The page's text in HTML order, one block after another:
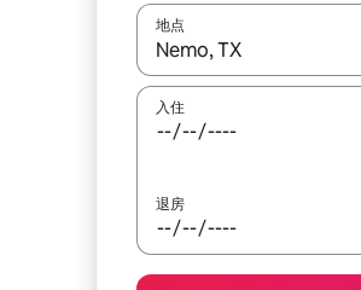
地点
如有搜索结果，请使用上
入住
退房